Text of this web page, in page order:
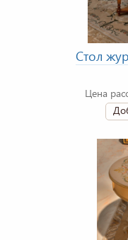
Стол
Цена